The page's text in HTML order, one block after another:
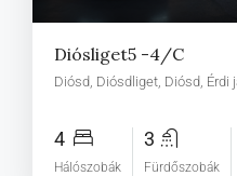
Diósliget5 -4/C
4
Hálószobák
3
Fürdőszobák